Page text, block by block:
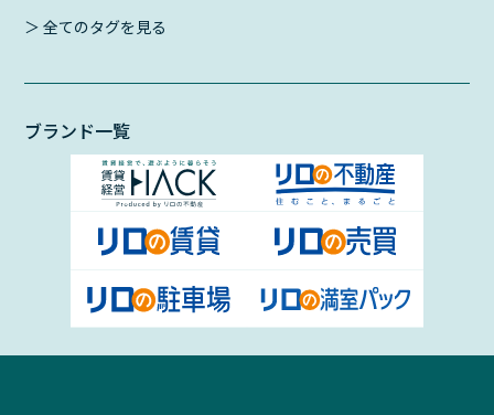
＞ 全てのタグを見る
ブランド一覧